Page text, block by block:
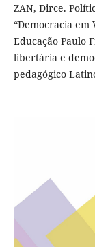
ZAN, Dirce.
“Democracia em
Educação Paulo
libertária e
pedagógico